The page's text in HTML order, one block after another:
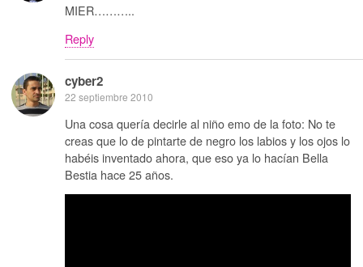
MIER………..
Reply
cyber2
22 septiembre 2010
Una cosa quería decirle al niño emo de la foto: No te
creas que lo de pintarte de negro los labios y los ojos lo
habéis inventado ahora, que eso ya lo hacían Bella
Bestia hace 25 años.